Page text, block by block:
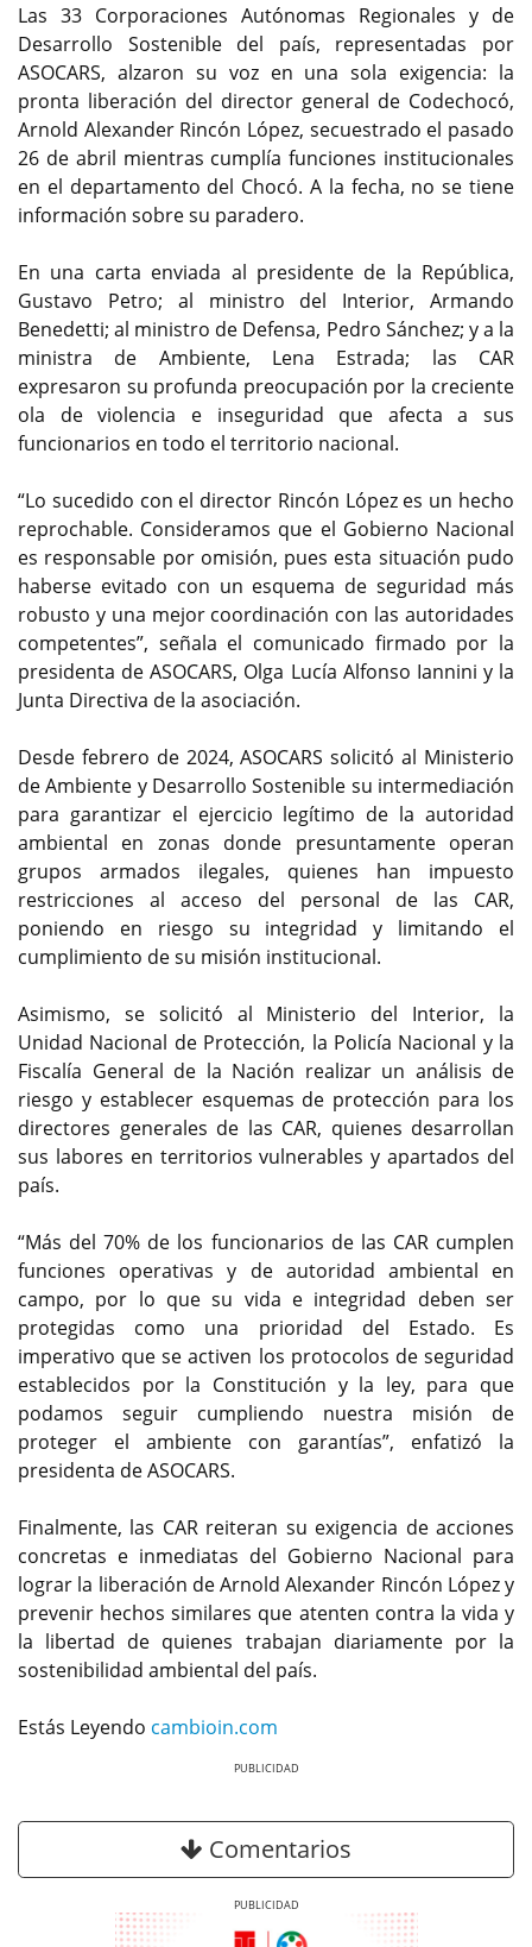
Las 33 Corporaciones Autónomas Regionales y de
Desarrollo Sostenible del país, representadas por
ASOCARS, alzaron su voz en una sola exigencia: la
pronta liberación del director general de Codechocó,
Arnold Alexander Rincón López, secuestrado el pasado
26 de abril mientras cumplía funciones institucionales
en el departamento del Chocó. A la fecha, no se tiene
información sobre su paradero.
En una carta enviada al presidente de la República,
Gustavo Petro; al ministro del Interior, Armando
Benedetti; al ministro de Defensa, Pedro Sánchez; y a la
ministra de Ambiente, Lena Estrada; las CAR
expresaron su profunda preocupación por la creciente
ola de violencia e inseguridad que afecta a sus
funcionarios en todo el territorio nacional.
“Lo sucedido con el director Rincón López es un hecho
reprochable. Consideramos que el Gobierno Nacional
es responsable por omisión, pues esta situación pudo
haberse evitado con un esquema de seguridad más
robusto y una mejor coordinación con las autoridades
competentes”, señala el comunicado firmado por la
presidenta de ASOCARS, Olga Lucía Alfonso Iannini y la
Junta Directiva de la asociación.
Desde febrero de 2024, ASOCARS solicitó al Ministerio
de Ambiente y Desarrollo Sostenible su intermediación
para garantizar el ejercicio legítimo de la autoridad
ambiental en zonas donde presuntamente operan
grupos armados ilegales, quienes han impuesto
restricciones al acceso del personal de las CAR,
poniendo en riesgo su integridad y limitando el
cumplimiento de su misión institucional.
Asimismo, se solicitó al Ministerio del Interior, la
Unidad Nacional de Protección, la Policía Nacional y la
Fiscalía General de la Nación realizar un análisis de
riesgo y establecer esquemas de protección para los
directores generales de las CAR, quienes desarrollan
sus labores en territorios vulnerables y apartados del
país.
“Más del 70% de los funcionarios de las CAR cumplen
funciones operativas y de autoridad ambiental en
campo, por lo que su vida e integridad deben ser
protegidas como una prioridad del Estado. Es
imperativo que se activen los protocolos de seguridad
establecidos por la Constitución y la ley, para que
podamos seguir cumpliendo nuestra misión de
proteger el ambiente con garantías”, enfatizó la
presidenta de ASOCARS.
Finalmente, las CAR reiteran su exigencia de acciones
concretas e inmediatas del Gobierno Nacional para
lograr la liberación de Arnold Alexander Rincón López y
prevenir hechos similares que atenten contra la vida y
la libertad de quienes trabajan diariamente por la
sostenibilidad ambiental del país.
Estás Leyendo cambioin.com
Comentarios